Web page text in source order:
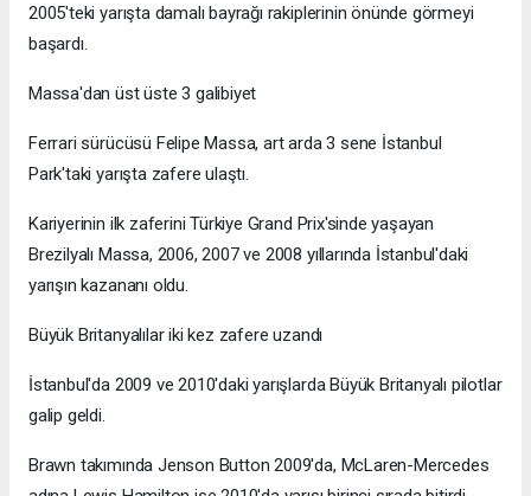
2005'teki yarışta damalı bayrağı rakiplerinin önünde görmeyi
başardı.
Massa'dan üst üste 3 galibiyet
Ferrari sürücüsü Felipe Massa, art arda 3 sene İstanbul
Park'taki yarışta zafere ulaştı.
Kariyerinin ilk zaferini Türkiye Grand Prix'sinde yaşayan
Brezilyalı Massa, 2006, 2007 ve 2008 yıllarında İstanbul'daki
yarışın kazananı oldu.
Büyük Britanyalılar iki kez zafere uzandı
İstanbul'da 2009 ve 2010'daki yarışlarda Büyük Britanyalı pilotlar
galip geldi.
Brawn takımında Jenson Button 2009'da, McLaren-Mercedes